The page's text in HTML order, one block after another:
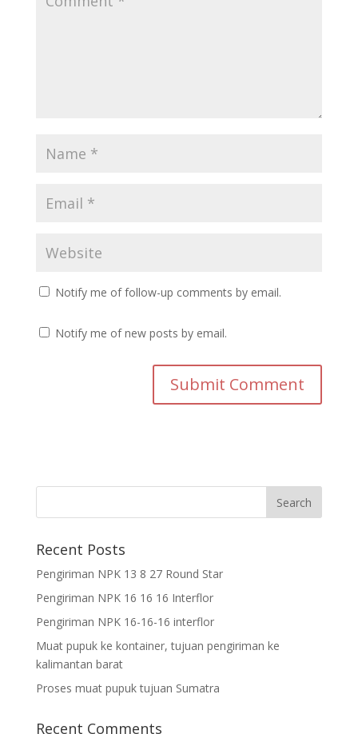
Notify me of follow-up comments by email.
Notify me of new posts by email.
Recent Posts
Pengiriman NPK 13 8 27 Round Star
Pengiriman NPK 16 16 16 Interflor
Pengiriman NPK 16-16-16 interflor
Muat pupuk ke kontainer, tujuan pengiriman ke
kalimantan barat
Proses muat pupuk tujuan Sumatra
Recent Comments